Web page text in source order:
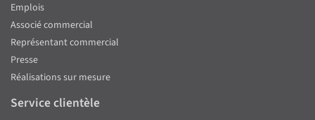
Emplois
Associé commercial
Représentant commercial
Presse
Réalisations sur mesure
Service clientèle